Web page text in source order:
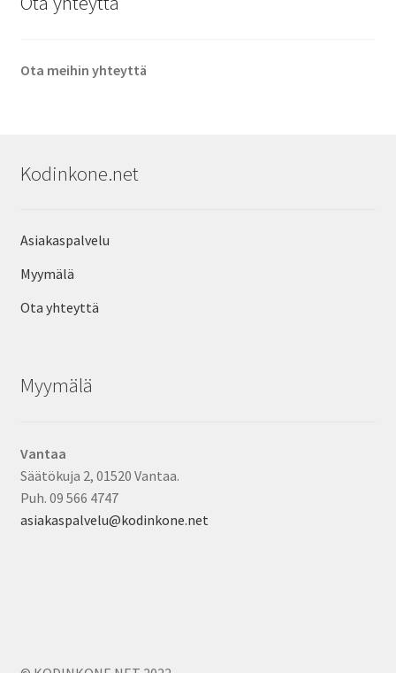
Ota meihin yhteyttä
Kodinkone.net
Asiakaspalvelu
Myymälä
Ota yhteyttä
Myymälä
Vantaa
Säätökuja 2, 01520 Vantaa.
Puh. 09 566 4747
asiakaspalvelu@kodinkone.net